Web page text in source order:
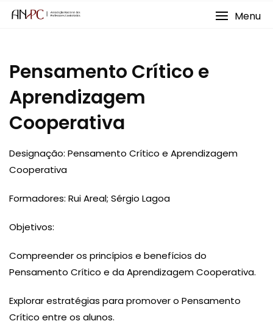
Menu
Pensamento Crítico e
Aprendizagem
Cooperativa
Designação: Pensamento Crítico e Aprendizagem
Cooperativa
Formadores: Rui Areal; Sérgio Lagoa
Objetivos:
Compreender os princípios e benefícios do
Pensamento Crítico e da Aprendizagem Cooperativa.
Explorar estratégias para promover o Pensamento
Crítico entre os alunos.